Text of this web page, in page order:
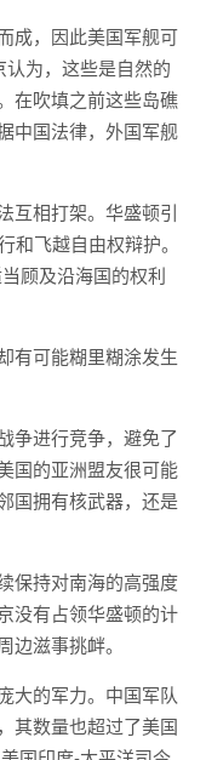
成，因此美国军舰可
为，这些是自然的
在吹填之前这些岛礁
中国法律，外国军舰
互相打架。华盛顿引
和飞越自由权辩护。
顾及沿海国的权利
有可能糊里糊涂发生
争进行竞争，避免了
国的亚洲盟友很可能
国拥有核武器，还是
保持对南海的高强度
没有占领华盛顿的计
滋事挑衅。
大的军力。中国军队
其数量也超过了美国